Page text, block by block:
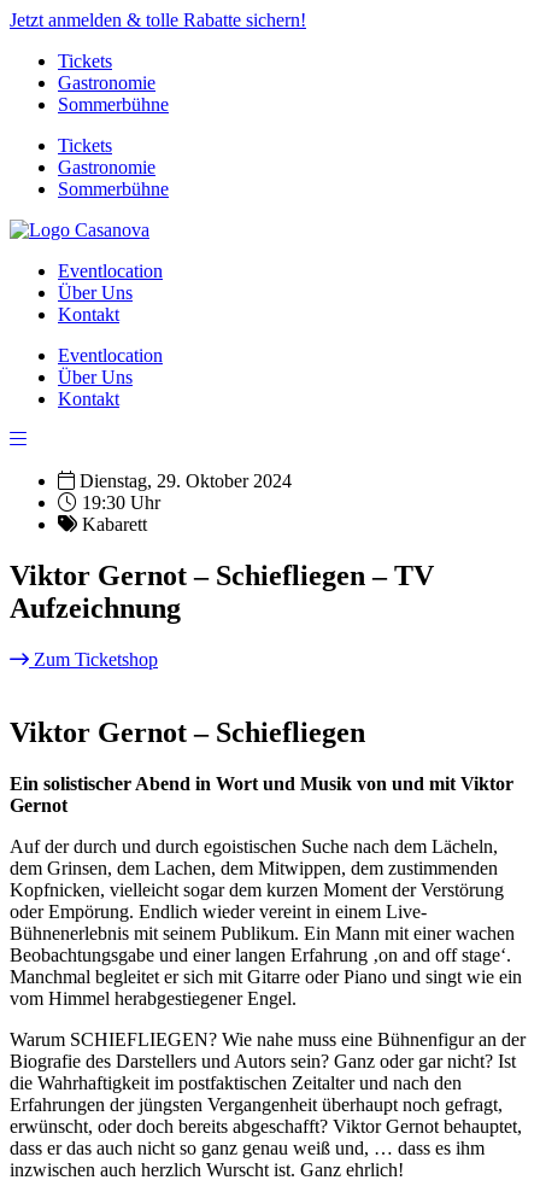
Jetzt anmelden & tolle Rabatte sichern!
Tickets
Gastronomie
Sommerbühne
Tickets
Gastronomie
Sommerbühne
Eventlocation
Über Uns
Kontakt
Eventlocation
Über Uns
Kontakt
Dienstag, 29. Oktober 2024
19:30 Uhr
Kabarett
Viktor Gernot – Schiefliegen – TV
Aufzeichnung
Zum Ticketshop
Viktor Gernot – Schiefliegen
Ein solistischer Abend in Wort und Musik von und mit Viktor
Gernot
Auf der durch und durch egoistischen Suche nach dem Lächeln,
dem Grinsen, dem Lachen, dem Mitwippen, dem zustimmenden
Kopfnicken, vielleicht sogar dem kurzen Moment der Verstörung
oder Empörung. Endlich wieder vereint in einem Live-
Bühnenerlebnis mit seinem Publikum. Ein Mann mit einer wachen
Beobachtungsgabe und einer langen Erfahrung ‚on and off stage‘.
Manchmal begleitet er sich mit Gitarre oder Piano und singt wie ein
vom Himmel herabgestiegener Engel.
Warum SCHIEFLIEGEN? Wie nahe muss eine Bühnenfigur an der
Biografie des Darstellers und Autors sein? Ganz oder gar nicht? Ist
die Wahrhaftigkeit im postfaktischen Zeitalter und nach den
Erfahrungen der jüngsten Vergangenheit überhaupt noch gefragt,
erwünscht, oder doch bereits abgeschafft? Viktor Gernot behauptet,
dass er das auch nicht so ganz genau weiß und, … dass es ihm
inzwischen auch herzlich Wurscht ist. Ganz ehrlich!